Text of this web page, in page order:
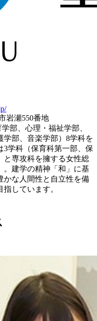
岩瀬550番地
部、心理・福祉学部、
部、音楽学部）8学科を
学科（保育科第一部、保
と専攻科を擁する女性総
。建学の精神「和」に基
かな人間性と自立性を備
しています。